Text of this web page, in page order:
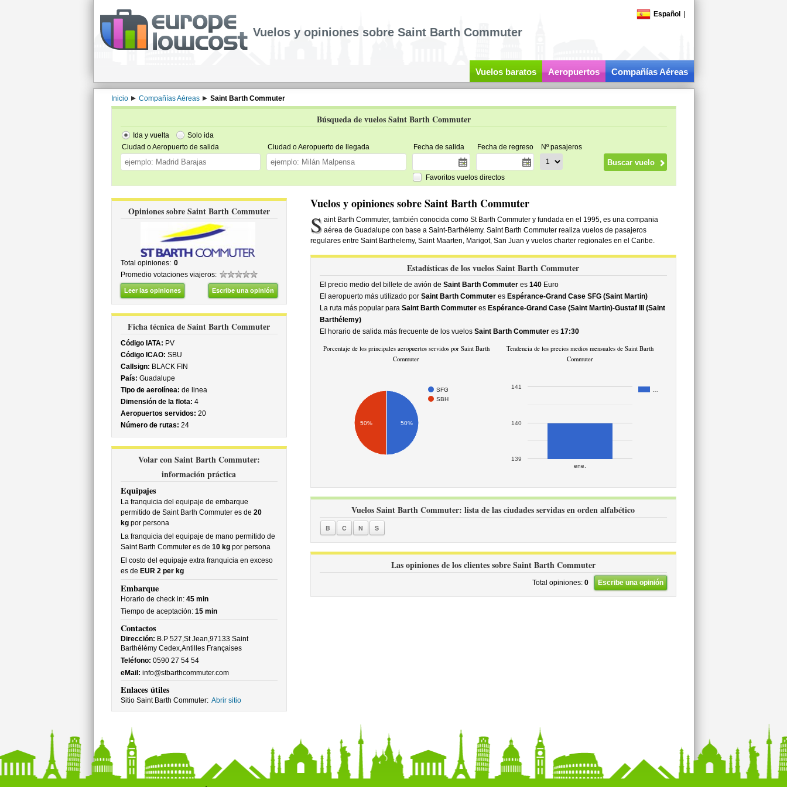
Español
Vuelos y opiniones sobre Saint Barth Commuter
Vuelos baratos Aeropuertos Compañías Aéreas
Inicio Compañías Aéreas Saint Barth Commuter
Búsqueda de vuelos Saint Barth Commuter
Ida y vuelta
Solo ida
Ciudad o Aeropuerto de salida
Ciudad o Aeropuerto de llegada Fecha de salida Fecha de regreso Nº pasajeros
Favoritos vuelos directos
Opiniones sobre Saint Barth Commuter
Total opiniones: 0
Promedio votaciones viajeros:
Leer las opiniones Escribe una opinión
Ficha técnica de Saint Barth Commuter
Código IATA: PV
Código ICAO: SBU
Callsign: BLACK FIN
País: Guadalupe
Tipo de aerolínea: de linea
Dimensión de la flota: 4
Aeropuertos servidos: 20
Número de rutas: 24
Volar con Saint Barth Commuter:
información práctica
Equipajes
La franquicia del equipaje de embarque
permitido de Saint Barth Commuter es de 20
kgpor persona
La franquicia del equipaje de mano permitido de
Saint Barth Commuter es de 10 kgpor persona
El costo del equipaje extra franquicia en exceso
es de EUR 2 per kg
Embarque
Horario de check in: 45 min
Tiempo de aceptación: 15 min
Contactos
Dirección: B.P 527,St Jean,97133 Saint
Barthélémy Cedex,Antilles Françaises
Teléfono: 0590 27 54 54
eMail: info@stbarthcommuter.com
Enlaces útiles
Sitio Saint Barth Commuter: Abrir sitio
Vuelos y opiniones sobre Saint Barth Commuter
S aint Barth Commuter, también conocida como St Barth Commuter y fundada en el 1995, es una compania
aérea de Guadalupe con base a Saint-Barthélemy. Saint Barth Commuter realiza vuelos de pasajeros
regulares entre Saint Barthelemy, Saint Maarten, Marigot, San Juan y vuelos charter regionales en el Caribe.
Estadísticas de los vuelos Saint Barth Commuter
El precio medio del billete de avión de Saint Barth Commuteres 140Euro
El aeropuerto más utilizado por Saint Barth Commuteres Espérance-Grand Case SFG (Saint Martin)
La ruta más popular para Saint Barth Commuteres Espérance-Grand Case (Saint Martin)-Gustaf III (Saint
Barthélemy)
El horario de salida más frecuente de los vuelos Saint Barth Commuteres 17:30
Porcentaje de los principales aeropuertos servidos por Saint Barth
Commuter
SFG
SBH
50% 50%
Tendencia de los precios medios mensuales de Saint Barth
Commuter
ene.
139
140
141
Vuelos Saint Barth Commuter: lista de las ciudades servidas en orden alfabético
B C N S
Las opiniones de los clientes sobre Saint Barth Commuter
Total opiniones: 0 Escribe una opinión